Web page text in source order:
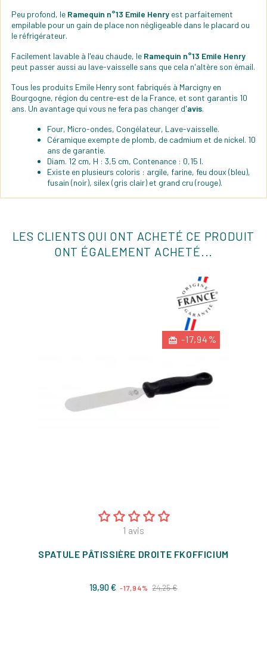
Peu profond, le Ramequin n°13 Emile Henry est parfaitement
empilable pour un gain de place non négligeable dans le placard ou
le réfrigérateur.
Facilement lavable à l'eau chaude, le Ramequin n°13 Emile Henry
peut passer aussi au lave-vaisselle sans que cela n'altère son émail.
Tous les produits Emile Henry sont fabriqués à Marcigny en
Bourgogne, région du centre-est de la France, et sont garantis 10
ans. Un avantage qui vous ne fera pas changer d'avis.
Four, Micro-ondes, Congélateur, Lave-vaisselle.
Céramique exempte de plomb, de cadmium et de nickel. 10
ans de garantie.
Diam. 12 cm, H : 3,5 cm, Contenance : 0,15 l.
Existe en plusieurs coloris : argile, farine, feu doux (bleu),
fusain (noir), silex (gris clair) et grand cru (rouge).
LES CLIENTS QUI ONT ACHETÉ CE PRODUIT
ONT ÉGALEMENT ACHETÉ...
-17,94%
1 avis
SPATULE PÂTISSIÈRE DROITE FKOFFICIUM
19,90 € Prix
-17,94% 24,25 €Prix